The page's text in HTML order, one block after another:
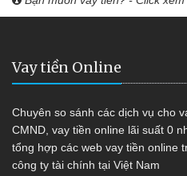
Vay tiền Online
Chuyên so sánh các dịch vụ cho
CMND, vay tiền online lãi suất 0
tổng hợp các web vay tiền online
công ty tài chính tại Việt Nam